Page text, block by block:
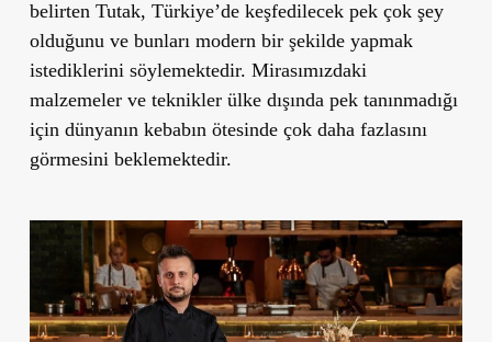
belirten Tutak, Türkiye’de keşfedilecek pek çok şey
olduğunu ve bunları modern bir şekilde yapmak
istediklerini söylemektedir. Mirasımızdaki
malzemeler ve teknikler ülke dışında pek tanınmadığı
için dünyanın kebabın ötesinde çok daha fazlasını
görmesini beklemektedir.